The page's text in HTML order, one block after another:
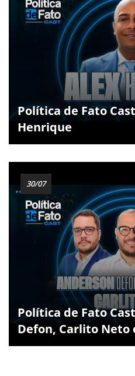
Política de Fato
Henrique
30/07
Política de Fato
Defon, Carlito Neto